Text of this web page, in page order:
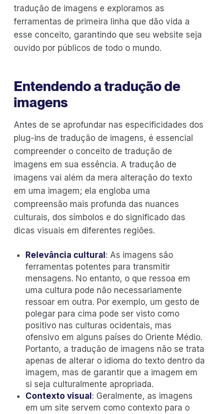
tradução de imagens e exploramos as
ferramentas de primeira linha que dão vida a
esse conceito, garantindo que seu website seja
ouvido por públicos de todo o mundo.
Entendendo a tradução de
imagens
Antes de se aprofundar nas especificidades dos
plug-ins de tradução de imagens, é essencial
compreender o conceito de tradução de
imagens em sua essência. A tradução de
imagens vai além da mera alteração do texto
em uma imagem; ela engloba uma
compreensão mais profunda das nuances
culturais, dos símbolos e do significado das
dicas visuais em diferentes regiões.
Relevância cultural : As imagens são
ferramentas potentes para transmitir
mensagens. No entanto, o que ressoa em
uma cultura pode não necessariamente
ressoar em outra. Por exemplo, um gesto de
polegar para cima pode ser visto como
positivo nas culturas ocidentais, mas
ofensivo em alguns países do Oriente Médio.
Portanto, a tradução de imagens não se trata
apenas de alterar o idioma do texto dentro da
imagem, mas de garantir que a imagem em
si seja culturalmente apropriada.
Contexto visual : Geralmente, as imagens
em um site servem como contexto para o